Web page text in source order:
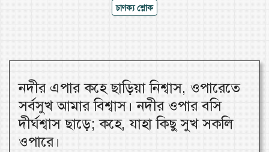
চাণক্য শ্লোক
নদীর এপার কহে ছাড়িয়া নিশ্বাস, ওপারেতে
সর্বসুখ আমার বিশ্বাস। নদীর ওপার বসি
দীর্ঘশ্বাস ছাড়ে; কহে, যাহা কিছু সুখ সকলি
ওপারে।